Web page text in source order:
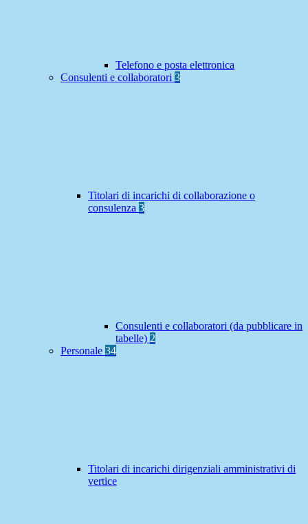
Telefono e posta elettronica
Consulenti e collaboratori 3
Titolari di incarichi di collaborazione o
consulenza 3
Consulenti e collaboratori (da pubblicare in
tabelle) 2
Personale 34
Titolari di incarichi dirigenziali amministrativi di
vertice